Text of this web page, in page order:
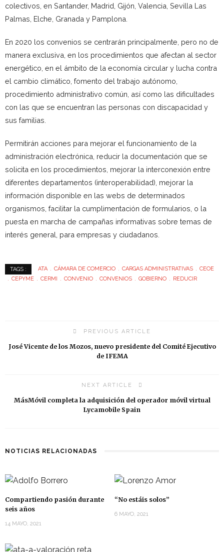
colectivos, en Santander, Madrid, Gijón, Valencia, Sevilla Las
Palmas, Elche, Granada y Pamplona.
En 2020 los convenios se centrarán principalmente, pero no de
manera exclusiva, en los procedimientos que afectan al sector
energético, en el ámbito de la economía circular y lucha contra
el cambio climático, fomento del trabajo autónomo,
procedimiento administrativo común, así como las dificultades
con las que se encuentran las personas con discapacidad y
sus familias.
Permitirán acciones para mejorar el funcionamiento de la
administración electrónica, reducir la documentación que se
solicita en los procedimientos, mejorar la interconexión entre
diferentes departamentos (interoperabilidad), mejorar la
información disponible en las webs de determinados
organismos, facilitar la cumplimentación de formularios, o la
puesta en marcha de campañas informativas sobre temas de
interés general, para empresas y ciudadanos.
TAGS : ATA CÁMARA DE COMERCIO CARGAS ADMINISTRATIVAS
CEOE
CEPYME
CERMI CONVENIO CONVENIOS GOBIERNO REDUCIR
PREVIOUS ARTICLE
José Vicente de los Mozos, nuevo presidente del Comité Ejecutivo
de IFEMA
NEXT ARTICLE
MásMóvil completa la adquisición del operador móvil virtual
Lycamobile Spain
NOTICIAS RELACIONADAS
Compartiendo pasión durante
seis años
14 MAYO, 2021
“No estáis solos”
6 MAYO, 2021